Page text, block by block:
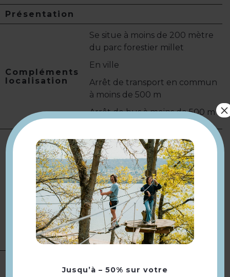
Présentation
Compléments
localisation
Se situe à moins de 200 mètre
du parc forestier millet
En ville
Arrêt de transport en commun
à moins de 500 m
Arrêt de bus à moins de 500 m
Tarifs
Vendredi soir, kir offert.
Complément :Vendredi soir,
kir offert.
Modes de paiement :Carte
bancaire/crédit · Chèque ·
Espèces · Titre Restaurant ·
Carte Ticket Restaurant ·
Paiement sans contact · Apple
Pay
réservation
appelez le 01 39 11 38 21
Jusqu’à – 50% sur votre
×